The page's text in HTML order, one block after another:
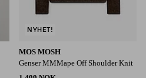
MOS MOSH
Genser MMMape Off Shoulder Knit
NYHET!